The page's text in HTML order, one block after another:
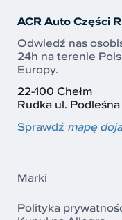
ACR Auto Części
Odwiedź nas
24h na terenie
Europy.
22-100 Chełm
Rudka ul.
Sprawdź mapę
Marki
Polityka